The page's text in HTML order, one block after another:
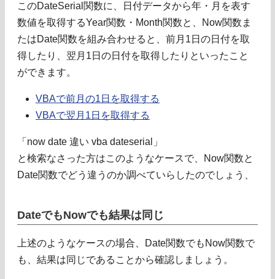
このDateSerial関数に、日付データから年・月を表す
数値を取得するYear関数・Month関数と、Now関数ま
たはDate関数を組み合わせると、前月1日の日付を取
得したり、翌月1日の日付を取得したりといったこと
ができます。
VBAで前月の1日を取得する
VBAで翌月1日を取得する
「now date 違い vba dateserial」
と検索なさった方はこのようなケースで、Now関数と
Date関数でどう違うのか調べていらしたのでしょう、
DateでもNowでも結果は同じ
上述のようなケースの場合、Date関数でもNow関数で
も、結果は同じであることから確認しましょう。